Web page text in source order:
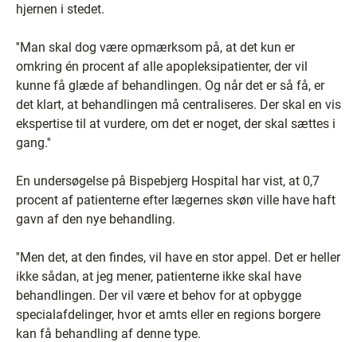
hjernen i stedet.
''Man skal dog være opmærksom på, at det kun er
omkring én procent af alle apopleksipatienter, der vil
kunne få glæde af behandlingen. Og når det er så få, er
det klart, at behandlingen må centraliseres. Der skal en vis
ekspertise til at vurdere, om det er noget, der skal sættes i
gang.''
En undersøgelse på Bispebjerg Hospital har vist, at 0,7
procent af patienterne efter lægernes skøn ville have haft
gavn af den nye behandling.
''Men det, at den findes, vil have en stor appel. Det er heller
ikke sådan, at jeg mener, patienterne ikke skal have
behandlingen. Der vil være et behov for at opbygge
specialafdelinger, hvor et amts eller en regions borgere
kan få behandling af denne type.